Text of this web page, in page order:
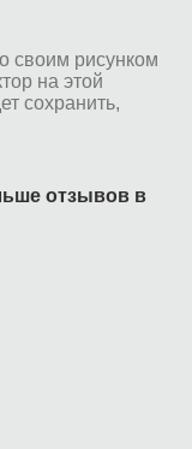
своим рисунком
на этой
сохранить,
отзывов в